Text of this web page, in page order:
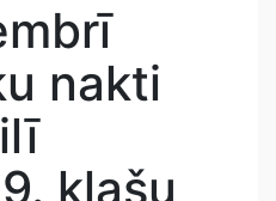
nakti
klašu